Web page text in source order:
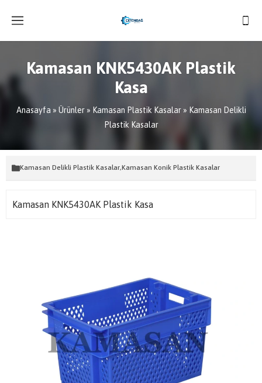
Kamasan KNK5430AK Plastik
Kasa
Anasayfa » Ürünler» Kamasan Plastik Kasalar» Kamasan Delikli
Plastik Kasalar
Kamasan Delikli Plastik Kasalar,Kamasan Konik Plastik Kasalar
Kamasan KNK5430AK Plastik Kasa